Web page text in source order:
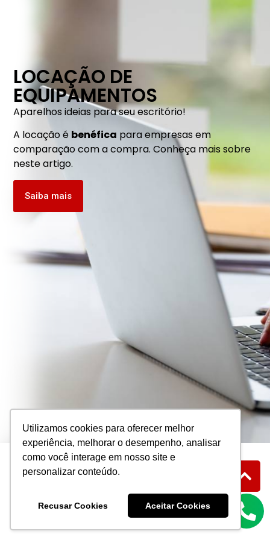
Utilizamos cookies para oferecer melhor
experiência, melhorar o desempenho, analisar
como você interage em nosso site e
personalizar conteúdo.
Recusar Cookies Aceitar Cookies
LOCAÇÃO DE
EQUIPAMENTOS
Aparelhos ideias para seu escritório!
A locação é benéfica para empresas em
comparação com a compra. Conheça mais sobre
neste artigo.
Saiba mais